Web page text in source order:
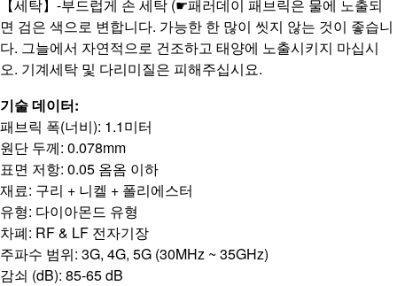
【세탁】-부드럽게 손 세탁 (☛패러데이 패브릭은 물에 노출되
면 검은 색으로 변합니다. 가능한 한 많이 씻지 않는 것이 좋습니
다. 그늘에서 자연적으로 건조하고 태양에 노출시키지 마십시
오. 기계세탁 및 다리미질은 피해주십시요.
기술 데이터:
패브릭 폭(너비): 1.1미터
원단 두께: 0.078mm
표면 저항: 0.05 옴옴 이하
재료: 구리 + 니켈 + 폴리에스터
유형: 다이아몬드 유형
차폐: RF & LF 전자기장
주파수 범위: 3G, 4G, 5G (30MHz ~ 35GHz)
감쇠 (dB): 85-65 dB